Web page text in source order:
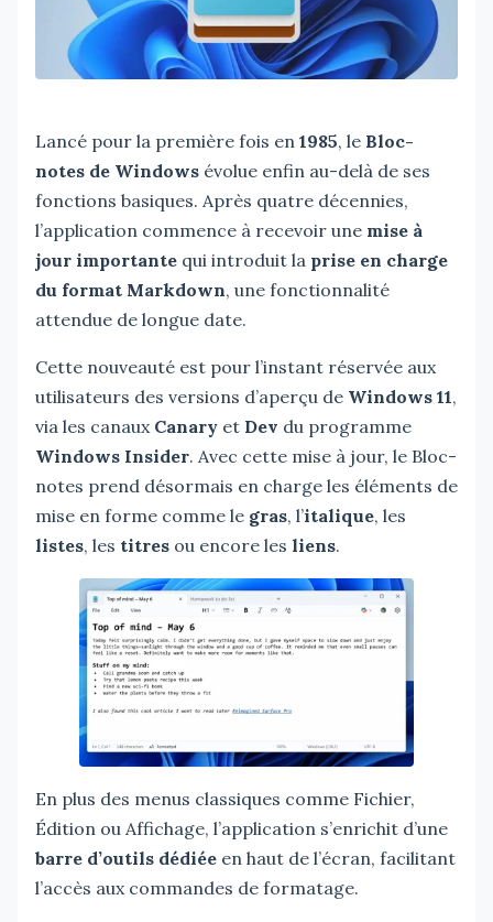
Lancé pour la première fois en 1985, le Bloc-
notes de Windows évolue enfin au-delà de ses
fonctions basiques. Après quatre décennies,
l’application commence à recevoir une mise à
jour importante qui introduit la prise en charge
du format Markdown, une fonctionnalité
attendue de longue date.
Cette nouveauté est pour l’instant réservée aux
utilisateurs des versions d’aperçu de Windows 11,
via les canaux Canary et Dev du programme
Windows Insider. Avec cette mise à jour, le Bloc-
notes prend désormais en charge les éléments de
mise en forme comme le gras, l’italique, les
listes, les titres ou encore les liens.
En plus des menus classiques comme Fichier,
Édition ou Affichage, l’application s’enrichit d’une
barre d’outils dédiée en haut de l’écran, facilitant
l’accès aux commandes de formatage.